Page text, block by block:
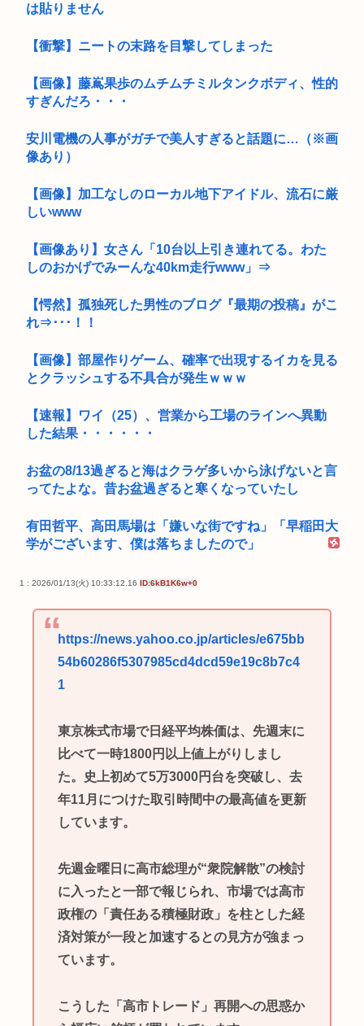
は貼りません
【衝撃】ニートの末路を目撃してしまった
【画像】藤嶌果歩のムチムチミルタンクボディ、性的
すぎんだろ・・・
安川電機の人事がガチで美人すぎると話題に…（※画
像あり）
【画像】加工なしのローカル地下アイドル、流石に厳
しいwww
【画像あり】女さん「10台以上引き連れてる。わた
しのおかげでみーんな40km走行www」⇒
【愕然】孤独死した男性のブログ『最期の投稿』がこ
れ⇒･･･！！
【画像】部屋作りゲーム、確率で出現するイカを見る
とクラッシュする不具合が発生ｗｗｗ
【速報】ワイ（25）、営業から工場のラインへ異動
した結果・・・・・・
お盆の8/13過ぎると海はクラゲ多いから泳げないと言
ってたよな。昔お盆過ぎると寒くなっていたし
有田哲平、高田馬場は「嫌いな街ですね」「早稲田大
学がございます、僕は落ちましたので」
1 : 2026/01/13(火) 10:33:12.16 ID:6kB1K6w+0
https://news.yahoo.co.jp/articles/e675bb
54b60286f5307985cd4dcd59e19c8b7c4
1
東京株式市場で日経平均株価は、先週末に
比べて一時1800円以上値上がりしまし
た。史上初めて5万3000円台を突破し、去
年11月につけた取引時間中の最高値を更新
しています。
先週金曜日に高市総理が“衆院解散”の検討
に入ったと一部で報じられ、市場では高市
政権の「責任ある積極財政」を柱とした経
済対策が一段と加速するとの見方が強まっ
ています。
こうした「高市トレード」再開への思惑か